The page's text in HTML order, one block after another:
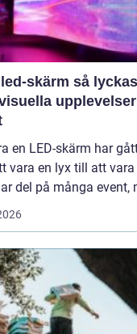
så lyckas du
en LED-skärm har
vara en lyx till att vara
del på många event,